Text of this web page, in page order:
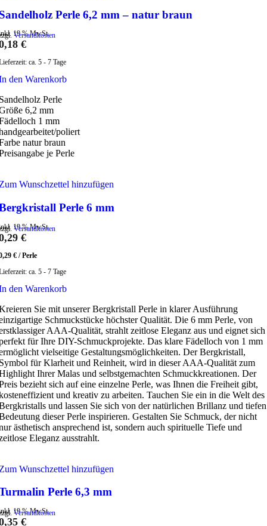
Perle 6,2 mm – natur braun
19 % MwSt.
Versandkosten
€
ca. 5 - 7 Tage
den Warenkorb
Perle
6,2 mm
1 mm
poliert
natur braun
je Perle
Wunschzettel hinzufügen
Perle 6 mm
19 % MwSt.
Versandkosten
€
€ /Perle
ca. 5 - 7 Tage
den Warenkorb
Sie mit unserer Bergkristall Perle in klarer Ausführung
Schmuckstücke höchster Qualität. Die 6 mm Perle, von
AAA-Qualität, strahlt zeitlose Eleganz aus und eignet sich
für Ihre DIY-Schmuckprojekte. Das klare Fädelloch von 1 mm
vielseitige Gestaltungsmöglichkeiten. Der Bergkristall,
für Klarheit und Reinheit, wird in dieser AAA-Qualität zum
Ihrer Malas und selbstgemachten Schmuckkreationen. Der
bezieht sich auf eine einzelne Perle, was Ihnen die Freiheit gibt,
und kreativ zu arbeiten. Tauchen Sie ein in die Welt des
und lassen Sie sich von der natürlichen Brillanz und tiefen
dieser Perle inspirieren. Gestalten Sie Schmuck, der nicht
ästhetisch ansprechend ist, sondern auch spirituelle Tiefe und
Eleganz ausstrahlt.
Wunschzettel hinzufügen
Perle 6,3 mm
19 % MwSt.
Versandkosten
€